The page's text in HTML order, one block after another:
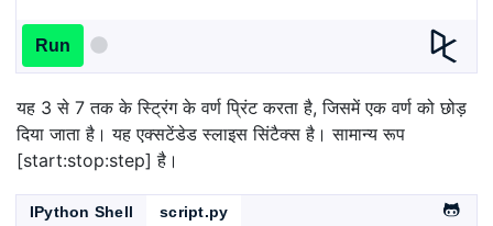
Run
यह 3 से 7 तक के स्ट्रिंग के वर्ण प्रिंट करता है, जिसमें एक वर्ण को छोड़
दिया जाता है। यह एक्सटेंडेड स्लाइस सिंटैक्स है। सामान्य रूप
[start:stop:step] है।
IPython Shell
script.py